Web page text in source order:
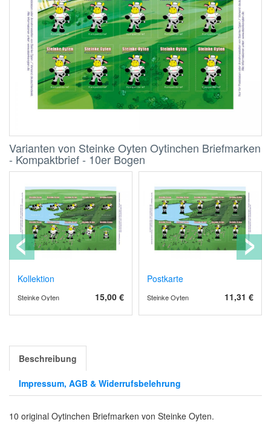
Varianten von Steinke Oyten Oytinchen Briefmarken
- Kompaktbrief - 10er Bogen
Kollektion
15,00 €
Steinke Oyten
Postkarte
11,31 €
Steinke Oyten
Beschreibung
Impressum, AGB & Widerrufsbelehrung
10 original Oytinchen Briefmarken von Steinke Oyten.